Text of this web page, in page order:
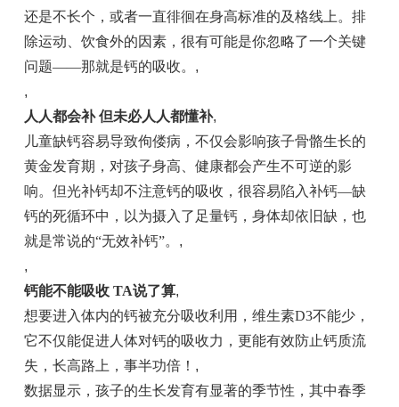
还是不长个， 或者一直徘徊在身高标准的及格线上 。 排
除运动、饮食外的因素，很有可能是你忽略了一个关键
问题——那就是钙的吸收。 ,
,
人人都会补 但未必人人都懂补,
儿童缺钙容易导致佝偻病，不仅会影响孩子骨骼生长的
黄金发育期，对孩子身高、健康都会产生不可逆的影
响。但光补钙却不注意钙的吸收，很容易陷入补钙—缺
钙的死循环中，以为摄入了足量钙，身体却依旧缺，也
就是常说的“无效补钙”。 ,
,
钙能不能吸收 TA说了算,
想要进入体内的钙被充分吸收利用，维生素D3不能少，
它不仅能促进人体对钙的吸收力，更能有效防止钙质流
失，长高路上，事半功倍！ ,
数据显示， 孩子的生长发育有显著的季节性，其中春季